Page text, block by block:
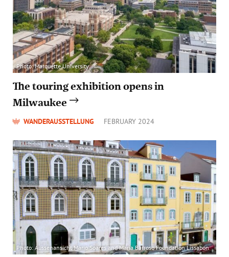
Photo: Marquette University
The touring exhibition opens in
Milwaukee
WANDERAUSSTELLUNG FEBRUARY 2024
Photo: Aussenansicht Mário Soares and Maria Barroso Foundation Lissabon